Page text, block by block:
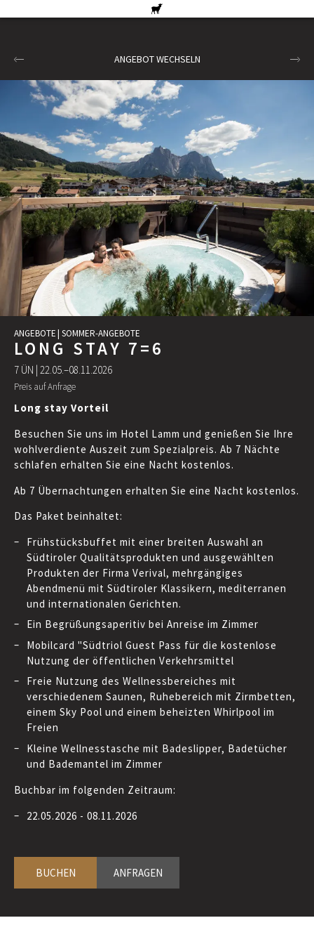
ANGEBOT WECHSELN
ANGEBOTE| SOMMER-ANGEBOTE
LONG STAY 7=6
7 ÜN | 22.05.–08.11.2026
Preis auf Anfrage
Long stay Vorteil
Besuchen Sie uns im Hotel Lamm und genießen Sie Ihre
wohlverdiente Auszeit zum Spezialpreis. Ab 7 Nächte
schlafen erhalten Sie eine Nacht kostenlos.
Ab 7 Übernachtungen erhalten Sie eine Nacht kostenlos.
Das Paket beinhaltet:
Frühstücksbuffet mit einer breiten Auswahl an
Südtiroler Qualitätsprodukten und ausgewählten
Produkten der Firma Verival, mehrgängiges
Abendmenü mit Südtiroler Klassikern, mediterranen
und internationalen Gerichten.
Ein Begrüßungsaperitiv bei Anreise im Zimmer
Mobilcard "Südtriol Guest Pass für die kostenlose
Nutzung der öffentlichen Verkehrsmittel
Freie Nutzung des Wellnessbereiches mit
verschiedenem Saunen, Ruhebereich mit Zirmbetten,
einem Sky Pool und einem beheizten Whirlpool im
Freien
Kleine Wellnesstasche mit Badeslipper, Badetücher
und Bademantel im Zimmer
Buchbar im folgenden Zeitraum:
22.05.2026 - 08.11.2026
BUCHEN ANFRAGEN